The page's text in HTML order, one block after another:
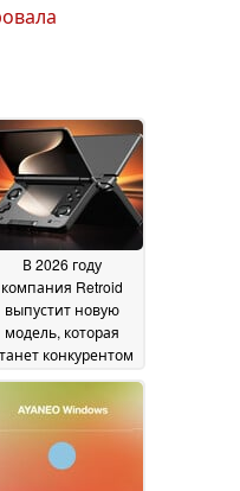
В 2026 году
компания Retroid
выпустит новую
модель, которая
конкурентом
оснащена двумя
дисплеями 05 July 2026